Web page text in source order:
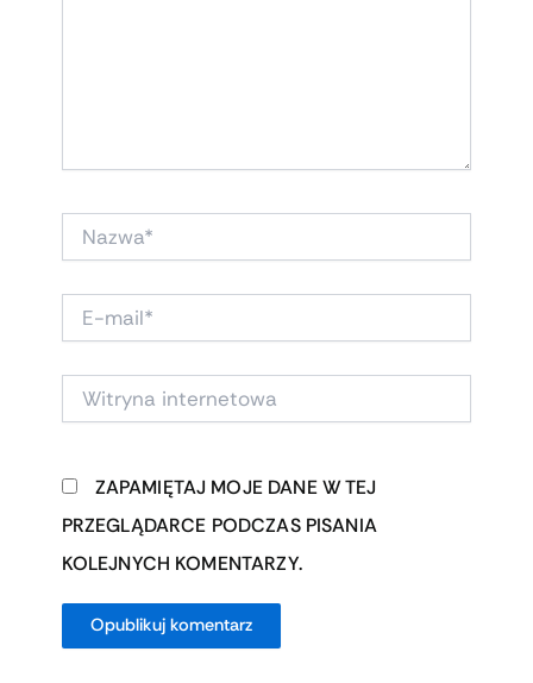
NAZWA*
MAIL*
WITRYNA
INTERNETOWA
ZAPAMIĘTAJ MOJE DANE W TEJ
PRZEGLĄDARCE PODCZAS PISANIA
KOLEJNYCH KOMENTARZY.